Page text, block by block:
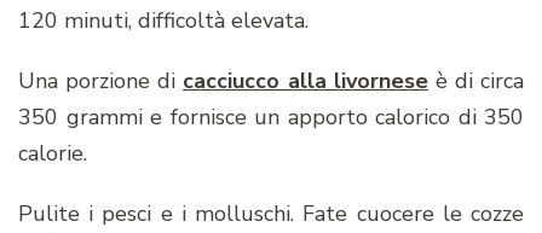
120 minuti, difficoltà elevata.
Una porzione di cacciucco alla livorneseè di circa
350 grammi e fornisce un apporto calorico di 350
calorie.
Pulite i pesci e i molluschi. Fate cuocere le cozze